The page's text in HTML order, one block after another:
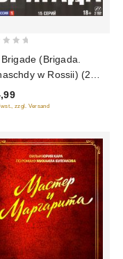
(Brigada.
w Rossii) (2
zzgl. Versand